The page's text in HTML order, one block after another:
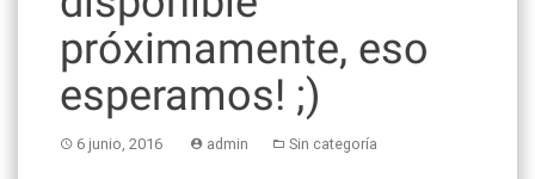
próximamente, eso
esperamos! ;)
6 junio, 2016 admin Sin categoría